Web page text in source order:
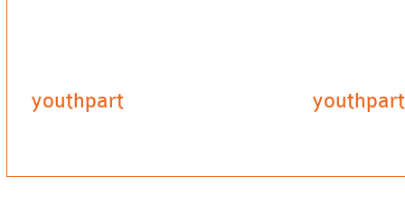
youthpart